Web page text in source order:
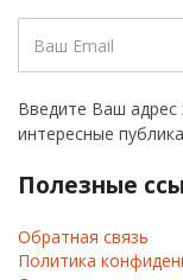
Введите Ваш адрес
интересные
Полезные
Обратная связь
Политика